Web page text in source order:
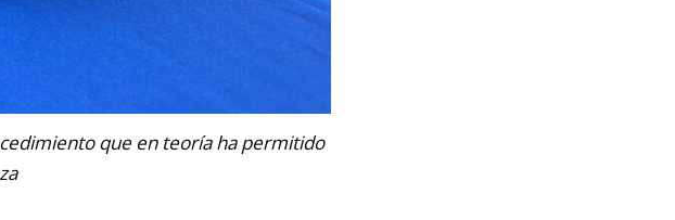
que en teoría ha permitido